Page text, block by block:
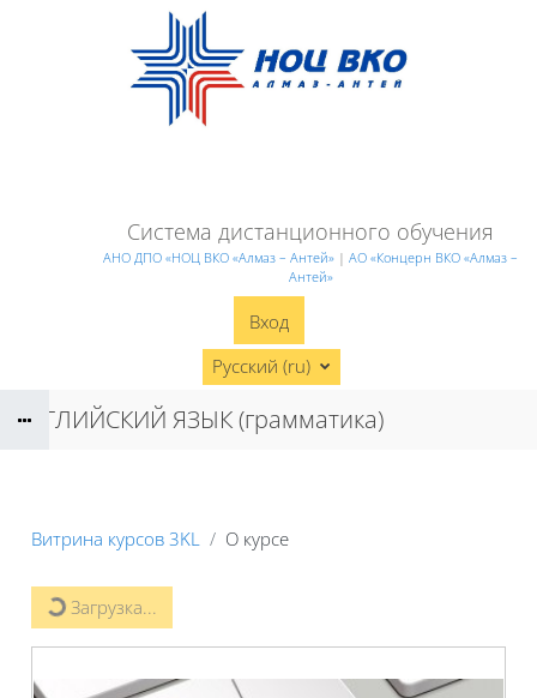
Перейти к основному содержанию
Система дистанционного обучения
АНО ДПО «НОЦ ВКО «Алмаз – Антей» | АО «Концерн ВКО «Алмаз –
Антей»
Вход
Русский ‎(ru)‎
АНГЛИЙСКИЙ ЯЗЫК (грамматика)
Витрина курсов 3KL О курсе
Загрузка...